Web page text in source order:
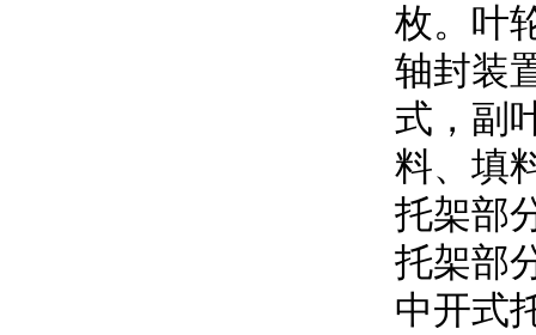
枚。
轴封装置
式，副
料、
托架
托架部
中开式